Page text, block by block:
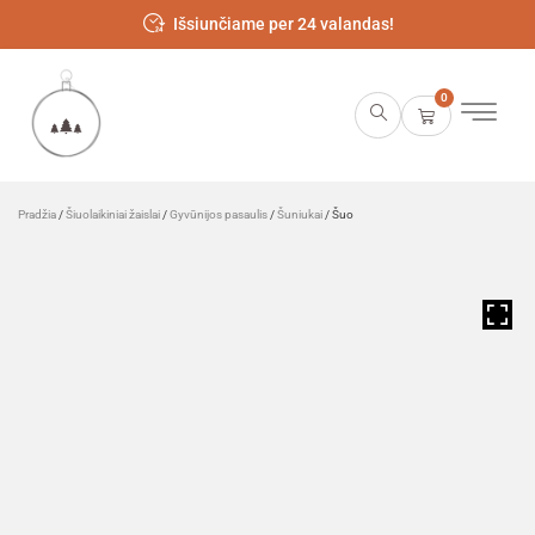
Išsiunčiame per 24 valandas!
0
Pradžia /Šiuolaikiniai žaislai /Gyvūnijos pasaulis /Šuniukai / Šuo